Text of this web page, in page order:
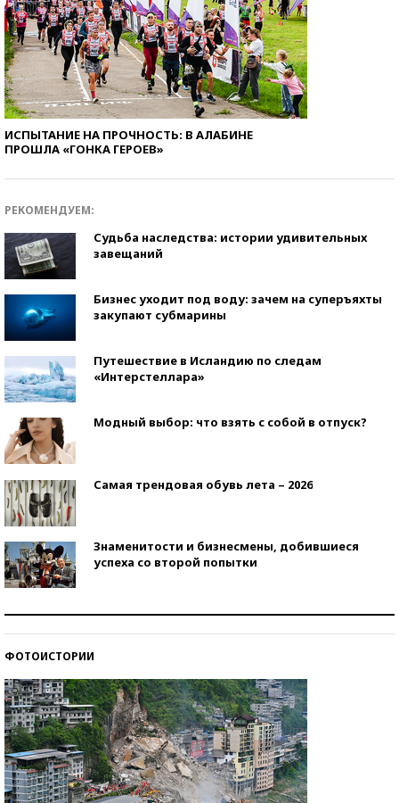
ИСПЫТАНИЕ НА ПРОЧНОСТЬ: В АЛАБИНЕ
ПРОШЛА «ГОНКА ГЕРОЕВ»
РЕКОМЕНДУЕМ:
Судьба наследства: истории удивительных
завещаний
Бизнес уходит под воду: зачем на суперъяхты
закупают субмарины
Путешествие в Исландию по следам
«Интерстеллара»
Модный выбор: что взять с собой в отпуск?
Самая трендовая обувь лета – 2026
Знаменитости и бизнесмены, добившиеся
успеха со второй попытки
ФОТОИСТОРИИ